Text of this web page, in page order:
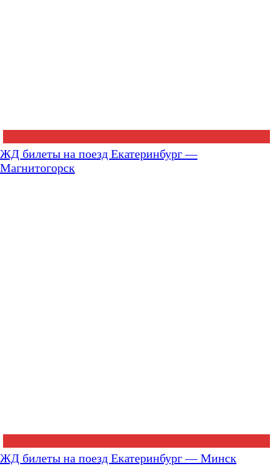
ЖД билеты на поезд Екатеринбург —
Магнитогорск
ЖД билеты на поезд Екатеринбург — Минск